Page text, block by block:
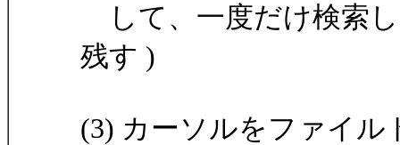
して、一度だけ検索
残す )
(3) カーソルをファイル